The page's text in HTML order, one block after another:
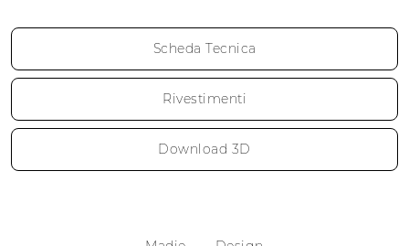
Scheda Tecnica
Rivestimenti
Download 3D